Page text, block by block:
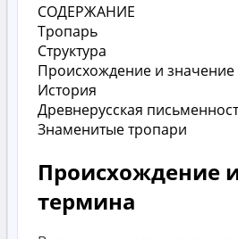
СОДЕРЖАНИЕ
Тропарь
Структура
Происхождение и
История
Древнерусская
Знаменитые тропари
Происхождение
термина